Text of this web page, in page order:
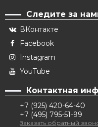
Следите за
ВКонтакте
Facebook
Instagram
YouTube
Контактная
+7 (925) 420-64-40
+7 (495) 795-51-99
Заказать обратный